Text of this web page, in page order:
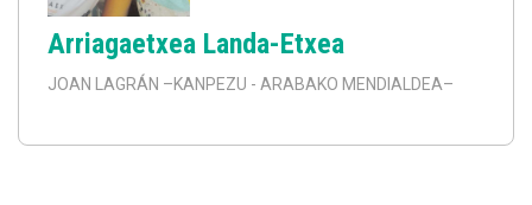
Arriagaetxea Landa-Etxea
JOAN LAGRÁN –KANPEZU - ARABAKO MENDIALDEA–